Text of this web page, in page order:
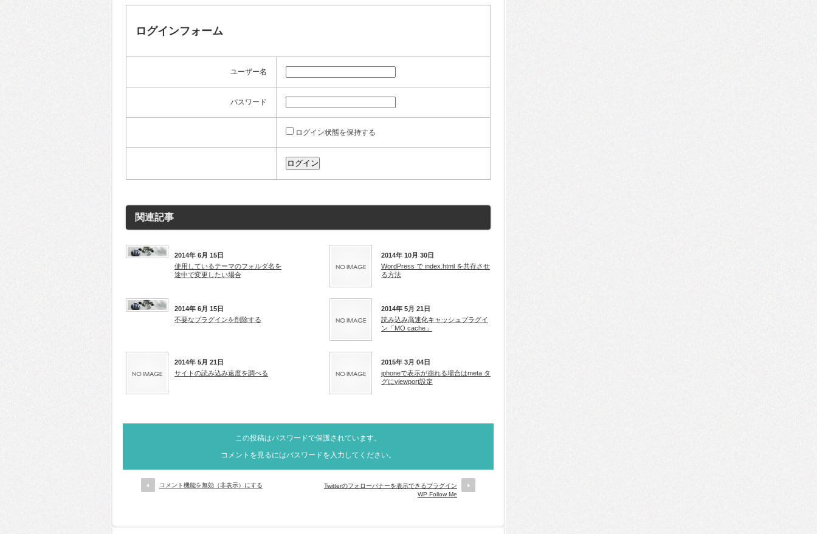
ログインフォーム
ユーザー名
パスワード
ログイン状態を保持する
関連記事
2014年 6月 15日
使用しているテーマのフォルダ名を
途中で変更したい場合
2014年 10月 30日
WordPress で index.html を共存させ
る方法
2014年 6月 15日
不要なプラグインを削除する
2014年 5月 21日
読み込み高速化キャッシュプラグイ
ン「MO cache」
2014年 5月 21日
サイトの読み込み速度を調べる
2015年 3月 04日
iphoneで表示が崩れる場合はmeta タ
グにviewport設定
この投稿はパスワードで保護されています。
コメントを見るにはパスワードを入力してください。
コメント機能を無効（非表示）にする
Twitterのフォローバナーを表示できるプラグイン
WP Follow Me